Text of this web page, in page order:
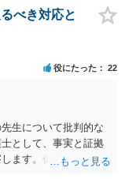
ますが、顧問弁護士
程度が解雇を有効と
例えば、無断欠勤を
発で解雇した場合で
に能力不足のみの場
ません。 なお、懲戒
解雇よりも軽い処分
い場合には解雇に踏
効と判断される可能
ちに解雇しやすいとい
場合は雇用契約上、
べき対応と
役にたった 22
生について批判的な
として、事実と証拠
ます。仮に弁護士の